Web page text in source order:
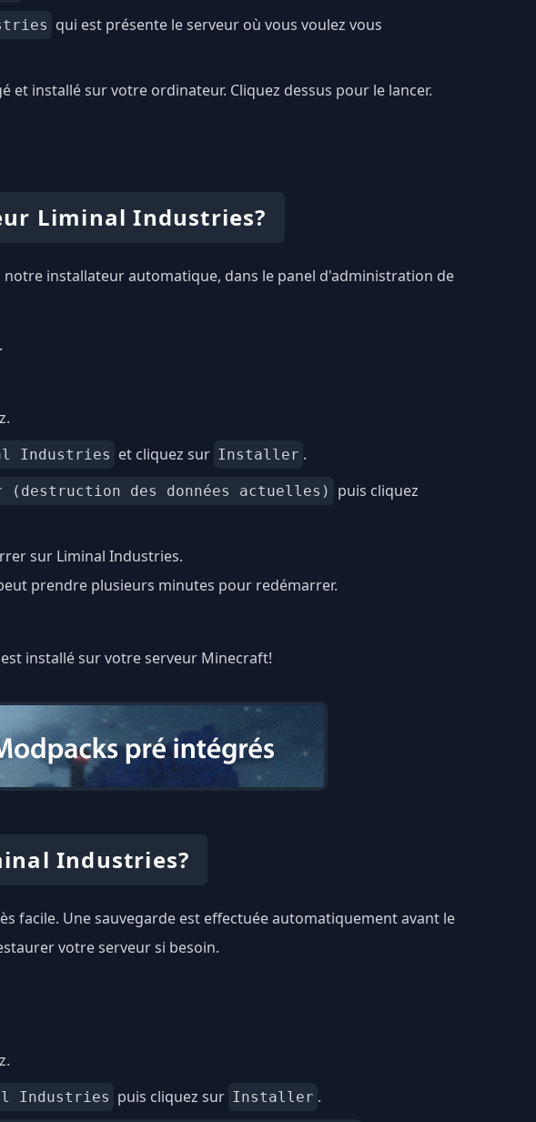
qui est présente le serveur où vous voulez vous
et installé sur votre ordinateur. Cliquez dessus pour le lancer.
Liminal Industries?
installateur automatique, dans le panel d'administration de
Industries et cliquez sur Installer .
(destruction des données actuelles)
puis cliquez
sur Liminal Industries.
prendre plusieurs minutes pour redémarrer.
installé sur votre serveur Minecraft!
Industries?
facile. Une sauvegarde est effectuée automatiquement avant le
votre serveur si besoin.
Industries puis cliquez sur Installer .